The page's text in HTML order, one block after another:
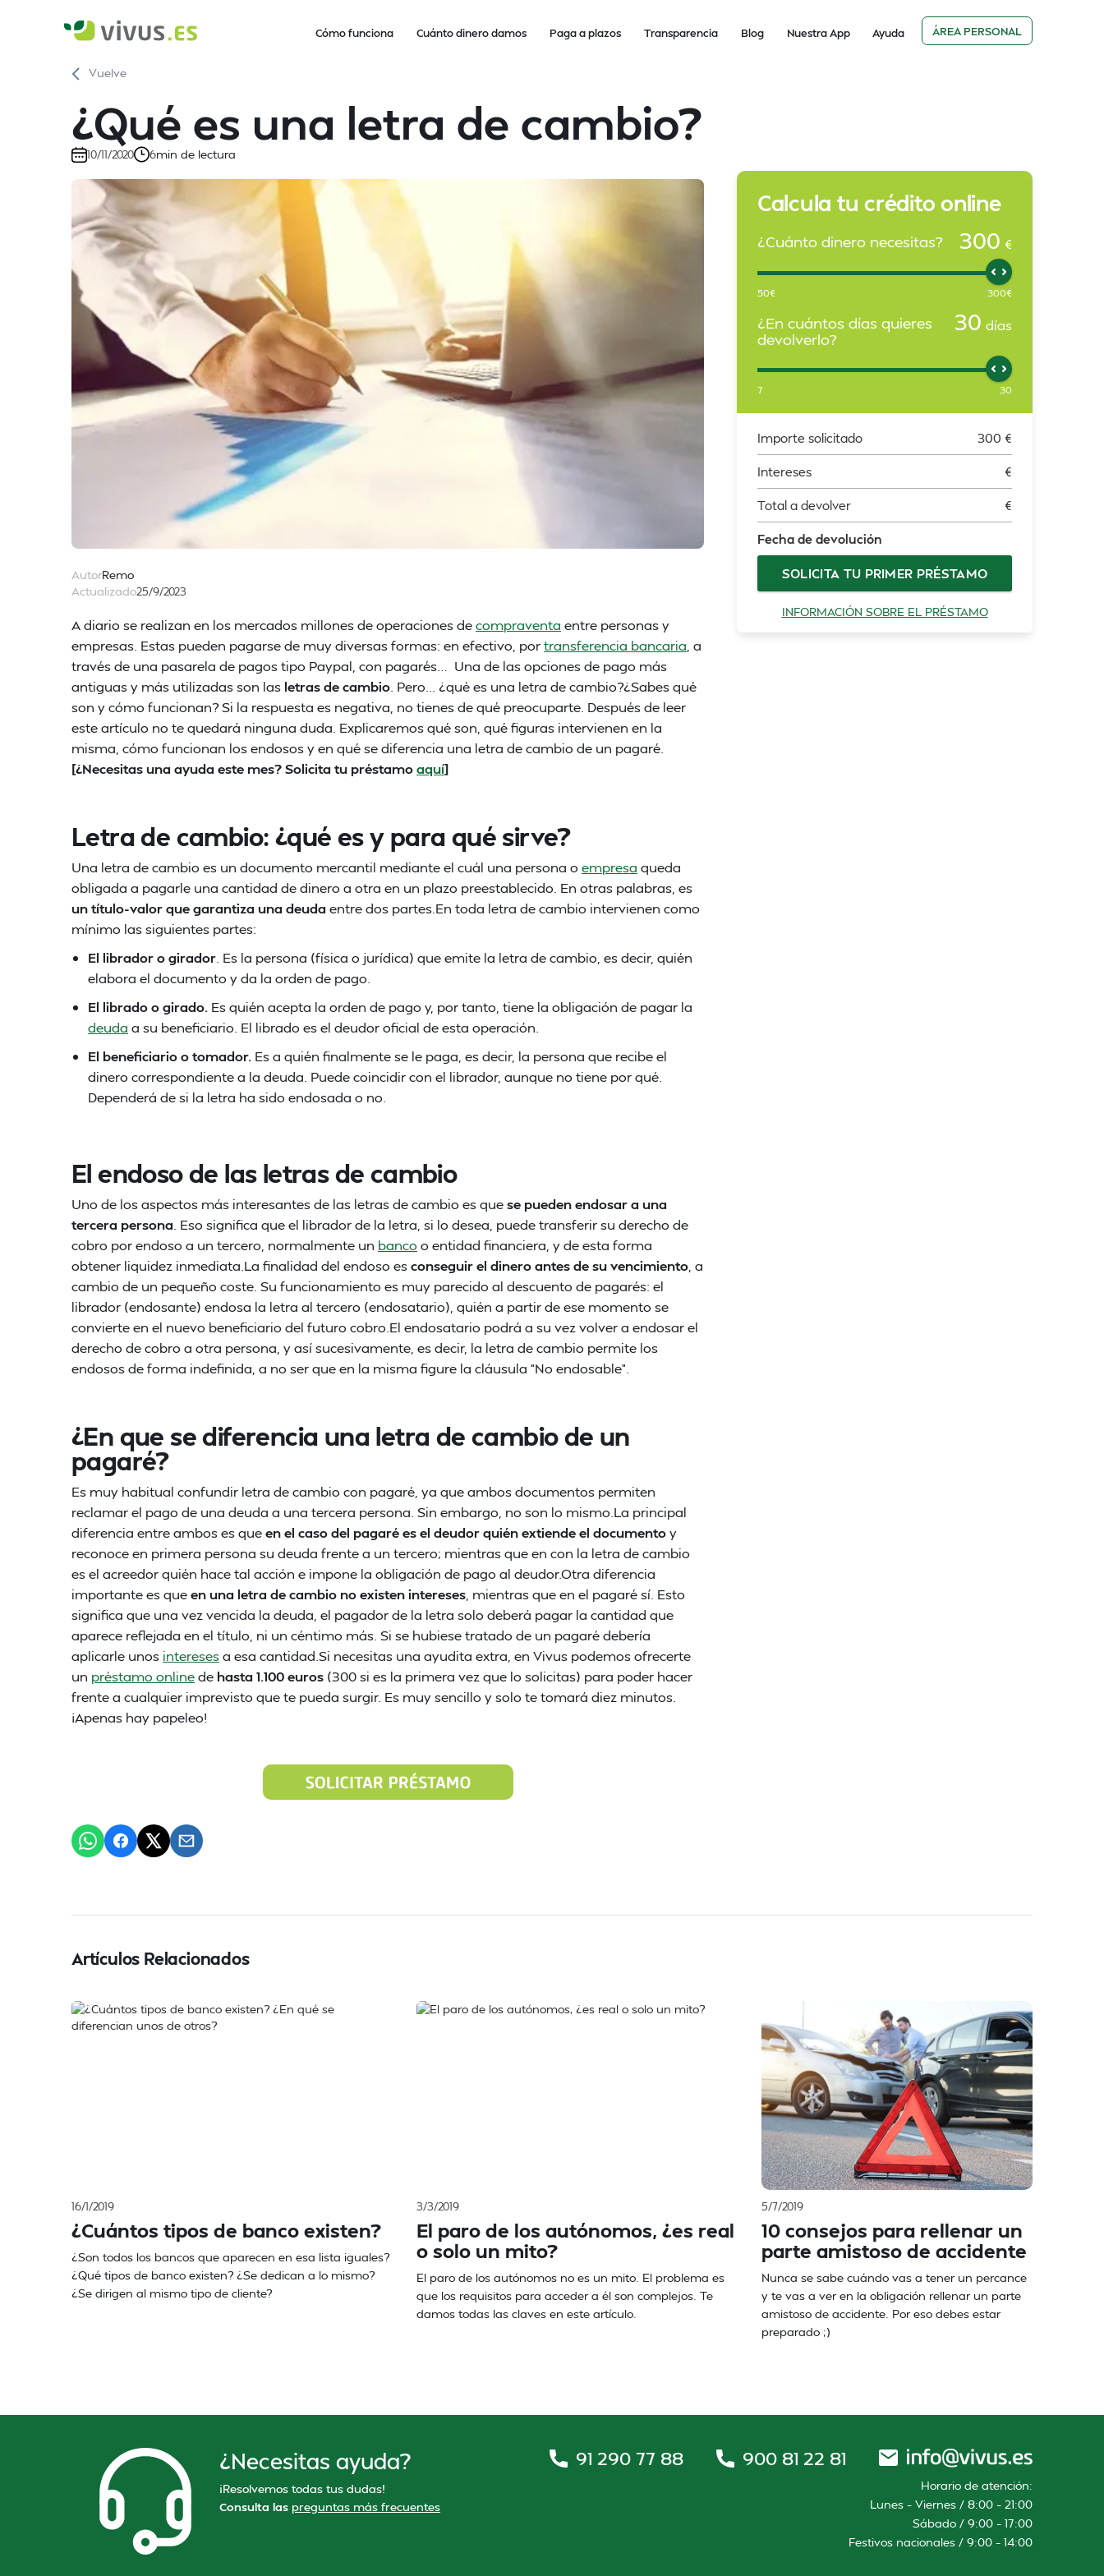
Cómo funciona Cuánto dinero damos Paga a plazos Transparencia Blog Nuestra App Ayuda ÁREA PERSONAL
Vuelve
¿Qué es una letra de cambio?
10/11/2020 6min de lectura
AutorRemo
Actualizado25/9/2023
A diario se realizan en los mercados millones de operaciones decompraventa entre personas y
empresas. Estas pueden pagarse de muy diversas formas: en efectivo, portransferencia bancaria , a
través de una pasarela de pagos tipo Paypal, con pagarés… Una de las opciones de pago más
antiguas y más utilizadas son las letras de cambio . Pero... ¿qué es una letra de cambio?¿Sabes qué
son y cómo funcionan? Si la respuesta es negativa, no tienes de qué preocuparte. Después de leer
este artículo no te quedará ninguna duda. Explicaremos qué son, qué figuras intervienen en la
misma, cómo funcionan los endosos y en qué se diferencia una letra de cambio de un pagaré.
[¿Necesitas una ayuda este mes? Solicita tu préstamoaquí]
Letra de cambio: ¿qué es y para qué sirve?
Una letra de cambio es un documento mercantil mediante el cuál una persona o empresa queda
obligada a pagarle una cantidad de dinero a otra en un plazo preestablecido. En otras palabras, es
un título-valor que garantiza una deuda entre dos partes.En toda letra de cambio intervienen como
mínimo las siguientes partes:
El librador o girador . Es la persona (física o jurídica) que emite la letra de cambio, es decir, quién
elabora el documento y da la orden de pago.
El librado o girado. Es quién acepta la orden de pago y, por tanto, tiene la obligación de pagar la
deuda a su beneficiario. El librado es el deudor oficial de esta operación.
El beneficiario o tomador. Es a quién finalmente se le paga, es decir, la persona que recibe el
dinero correspondiente a la deuda. Puede coincidir con el librador, aunque no tiene por qué.
Dependerá de si la letra ha sido endosada o no.
El endoso de las letras de cambio
Uno de los aspectos más interesantes de las letras de cambio es quese pueden endosar a una
tercera persona . Eso significa que el librador de la letra, si lo desea, puede transferir su derecho de
cobro por endoso a un tercero, normalmente un banco o entidad financiera, y de esta forma
obtener liquidez inmediata.La finalidad del endoso esconseguir el dinero antes de su vencimiento , a
cambio de un pequeño coste. Su funcionamiento es muy parecido al descuento de pagarés: el
librador (endosante) endosa la letra al tercero (endosatario), quién a partir de ese momento se
convierte en el nuevo beneficiario del futuro cobro.El endosatario podrá a su vez volver a endosar el
derecho de cobro a otra persona, y así sucesivamente, es decir, la letra de cambio permite los
endosos de forma indefinida, a no ser que en la misma figure la cláusula “No endosable”.
¿En que se diferencia una letra de cambio de un
pagaré?
Es muy habitual confundir letra de cambio con pagaré, ya que ambos documentos permiten
reclamar el pago de una deuda a una tercera persona. Sin embargo, no son lo mismo.La principal
diferencia entre ambos es queen el caso del pagaré es el deudor quién extiende el documentoy
reconoce en primera persona su deuda frente a un tercero; mientras que en con la letra de cambio
es el acreedor quién hace tal acción e impone la obligación de pago al deudor.Otra diferencia
importante es queen una letra de cambio no existen intereses , mientras que en el pagaré sí. Esto
significa que una vez vencida la deuda, el pagador de la letra solo deberá pagar la cantidad que
aparece reflejada en el título, ni un céntimo más. Si se hubiese tratado de un pagaré debería
aplicarle unos interesesa esa cantidad.Si necesitas una ayudita extra, en Vivus podemos ofrecerte
un préstamo onlinede hasta 1.100 euros (300 si es la primera vez que lo solicitas) para poder hacer
frente a cualquier imprevisto que te pueda surgir. Es muy sencillo y solo te tomará diez minutos.
¡Apenas hay papeleo!
Calcula tu crédito online
¿Cuánto dinero necesitas? 300 €
50€ 300€
¿En cuántos días quieres
devolverlo?
30 días
7 30
Importe solicitado 300 €
Intereses €
Total a devolver €
Fecha de devolución
SOLICITA TU PRIMER PRÉSTAMO
INFORMACIÓN SOBRE EL PRÉSTAMO
Artículos Relacionados
16/1/2019
¿Cuántos tipos de banco existen?
¿Son todos los bancos que aparecen en esa lista iguales?
¿Qué tipos de banco existen? ¿Se dedican a lo mismo?
¿Se dirigen al mismo tipo de cliente?
3/3/2019
El paro de los autónomos, ¿es real
o solo un mito?
El paro de los autónomos no es un mito. El problema es
que los requisitos para acceder a él son complejos. Te
damos todas las claves en este artículo.
5/7/2019
10 consejos para rellenar un
parte amistoso de accidente
Nunca se sabe cuándo vas a tener un percance
y te vas a ver en la obligación rellenar un parte
amistoso de accidente. Por eso debes estar
preparado ;)
¿Necesitas ayuda?
¡Resolvemos todas tus dudas!
Consulta las preguntas más frecuentes
91 290 77 88 900 81 22 81
Horario de atención:
Lunes – Viernes / 8:00 – 21:00
Sábado / 9:00 – 17:00
Festivos nacionales / 9:00 – 14:00